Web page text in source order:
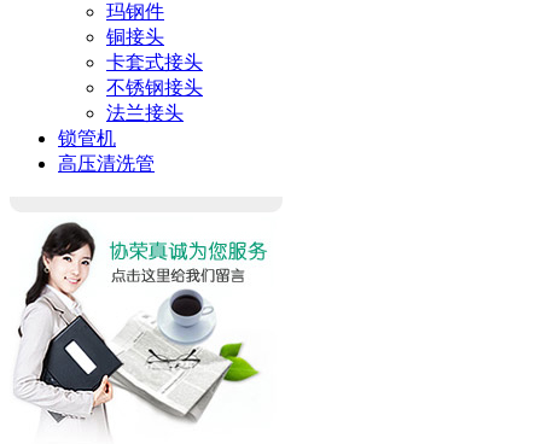
玛钢件
铜接头
卡套式接头
不锈钢接头
法兰接头
锁管机
高压清洗管